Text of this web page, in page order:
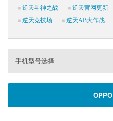
逆天斗神之战
逆天官网更新
逆天竞技场
逆天AB大作战
手机型号选择
OPPO